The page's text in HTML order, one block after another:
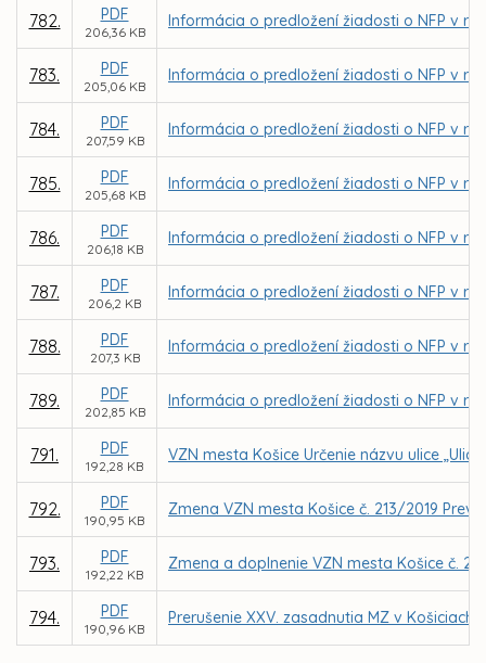
782. PDF
206,36 KB
Informácia o predložení žiadosti o NFP v
783. PDF
205,06 KB
Informácia o predložení žiadosti o NFP v
784. PDF
207,59 KB
Informácia o predložení žiadosti o NFP v
785. PDF
205,68 KB
Informácia o predložení žiadosti o NFP v
786. PDF
206,18 KB
Informácia o predložení žiadosti o NFP v
787. PDF
206,2 KB
Informácia o predložení žiadosti o NFP v
788. PDF
207,3 KB
Informácia o predložení žiadosti o NFP v
789. PDF
202,85 KB
Informácia o predložení žiadosti o NFP v
791. PDF
192,28 KB
VZN mesta Košice Určenie názvu ulice
792. PDF
190,95 KB
Zmena VZN mesta Košice č. 213/2019
793. PDF
192,22 KB
Zmena a doplnenie VZN mesta Košice č.
794. PDF
190,96 KB
Prerušenie XXV. zasadnutia MZ v Košiciach